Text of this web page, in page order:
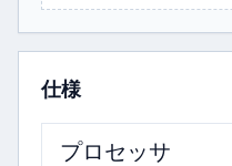
仕様
プロセッサ